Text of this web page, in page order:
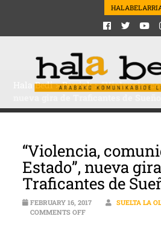
Hala Bedi>Berriak>“Violencia,
“Violencia,
Estado”, nueva
Traficantes de
FEBRUARY 16, 2017 SUELTA LA
COMMENTS OFFON “VIOLENCIA,